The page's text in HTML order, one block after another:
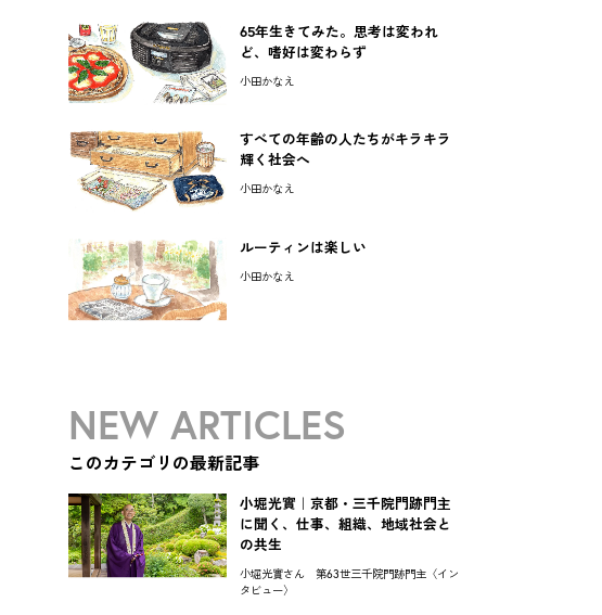
65年生きてみた。思考は変われ
ど、嗜好は変わらず
小田かなえ
すべての年齢の人たちがキラキラ
輝く社会へ
小田かなえ
ルーティンは楽しい
小田かなえ
NEW ARTICLES
このカテゴリの最新記事
小堀光實｜京都・三千院門跡門主
に聞く、仕事、組織、地域社会と
の共生
小堀光實さん 第63世三千院門跡門主〈イン
タビュー〉